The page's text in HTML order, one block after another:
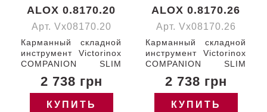
ALOX 0.8170.20
Арт. Vx08170.20
Карманный складной
инструмент Victorinox
COMPANION SLIM
функций/рифленые
красные накладки /
открывалка для
2 738 грн
КУПИТЬ
ALOX 0.8170.26
Арт. Vx08170.26
Карманный складной
инструмент Victorinox
COMPANION SLIM
функций/рифленые
серебристые
накладки /открывалка
2 738 грн
КУПИТЬ